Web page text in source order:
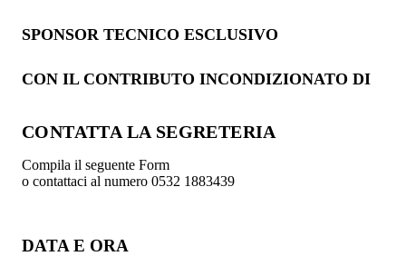
SPONSOR TECNICO ESCLUSIVO
CON IL CONTRIBUTO INCONDIZIONATO DI
CONTATTA LA SEGRETERIA
Compila il seguente Form
o contattaci al numero 0532 1883439
DATA E ORA